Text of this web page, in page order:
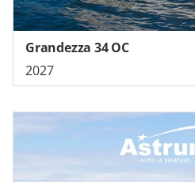
Grandezza 34 OC
2027